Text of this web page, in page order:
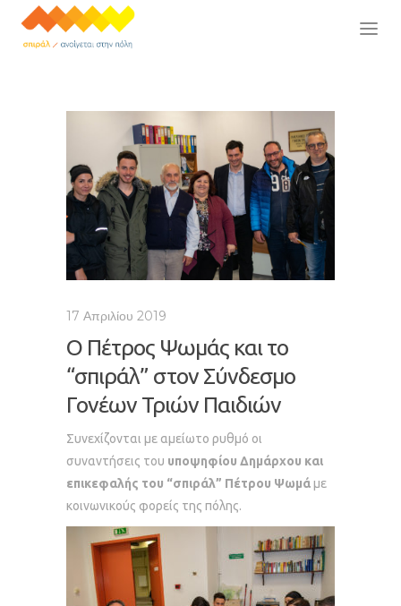
17 Απριλίου 2019
Ο Πέτρος Ψωμάς και το
“σπιράλ” στον Σύνδεσμο
Γονέων Τριών Παιδιών
Συνεχίζονται με αμείωτο ρυθμό οι
συναντήσεις του υποψηφίου Δημάρχου και
επικεφαλής του “σπιράλ” Πέτρου Ψωμάμε
κοινωνικούς φορείς της πόλης.